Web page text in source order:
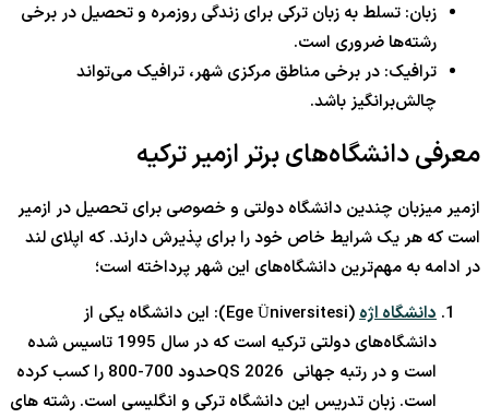
زبان: تسلط به زبان ترکی برای زندگی روزمره و تحصیل در برخی
رشته‌ها ضروری است.
ترافیک: در برخی مناطق مرکزی شهر، ترافیک می‌تواند
چالش‌برانگیز باشد.
معرفی دانشگاه‌های برتر ازمیر ترکیه
ازمیر میزبان چندین دانشگاه دولتی و خصوصی برای تحصیل در ازمیر
است که هر یک شرایط خاص خود را برای پذیرش دارند. که اپلای لند
در ادامه به مهم‌ترین دانشگاه‌های این شهر پرداخته است؛
دانشگاه اژه
(Ege Üniversitesi): این دانشگاه یکی از
دانشگاه‌های دولتی ترکیه است که در سال 1995 تاسیس شده
است و در رتبه جهانی QS 2026حدود 700-800 را کسب کرده
است. زبان تدریس این دانشگاه ترکی و انگلیسی است. رشته های